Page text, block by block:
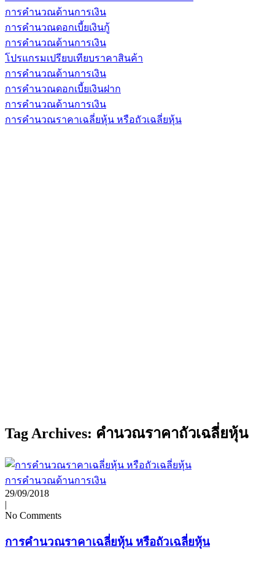
การคำนวณด้านการเงิน
การคำนวณดอกเบี้ยเงินกู้
การคำนวณด้านการเงิน
โปรแกรมเปรียบเทียบราคาสินค้า
การคำนวณด้านการเงิน
การคำนวณดอกเบี้ยเงินฝาก
การคำนวณด้านการเงิน
การคำนวณราคาเฉลี่ยหุ้น หรือถัวเฉลี่ยหุ้น
Tag Archives: คำนวณราคาถัวเฉลี่ยหุ้น
การคำนวณด้านการเงิน
29/09/2018
|
No Comments
การคำนวณราคาเฉลี่ยหุ้น หรือถัวเฉลี่ยหุ้น